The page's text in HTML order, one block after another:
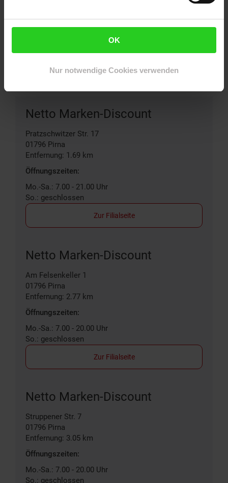
OK
Nur notwendige Cookies verwenden
Filialen in der Nähe
Netto Marken-Discount
Pratzschwitzer Str. 17
01796 Pirna
Entfernung: 1.69 km
Öffnungszeiten:
Mo.-Sa.: 7.00 - 21.00 Uhr
So.: geschlossen
Zur Filialseite
Netto Marken-Discount
Am Felsenkeller 1
01796 Pirna
Entfernung: 2.77 km
Öffnungszeiten:
Mo.-Sa.: 7.00 - 20.00 Uhr
So.: geschlossen
Zur Filialseite
Netto Marken-Discount
Struppener Str. 7
01796 Pirna
Entfernung: 3.05 km
Öffnungszeiten:
Mo.-Sa.: 7.00 - 20.00 Uhr
So.: geschlossen